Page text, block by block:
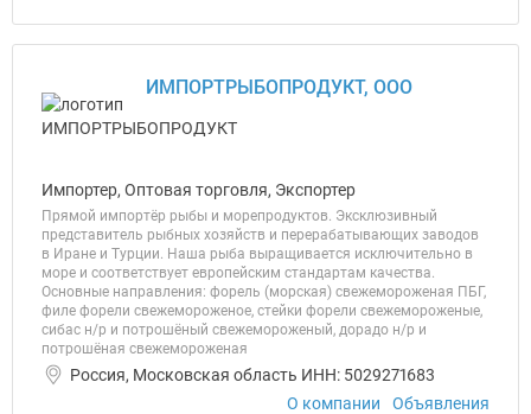
ИМПОРТРЫБОПРОДУКТ, ООО
Импортер, Оптовая торговля, Экспортер
Прямой импортёр рыбы и морепродуктов. Эксклюзивный
представитель рыбных хозяйств и перерабатывающих заводов
в Иране и Турции. Наша рыба выращивается исключительно в
море и соответствует европейским стандартам качества.
Основные направления: форель (морская) свежемороженая ПБГ,
филе форели свежемороженое, стейки форели свежемороженые,
сибас н/р и потрошёный свежемороженый, дорадо н/р и
потрошёная свежемороженая
Россия, Московская область ИНН: 5029271683
О компании
Объявления